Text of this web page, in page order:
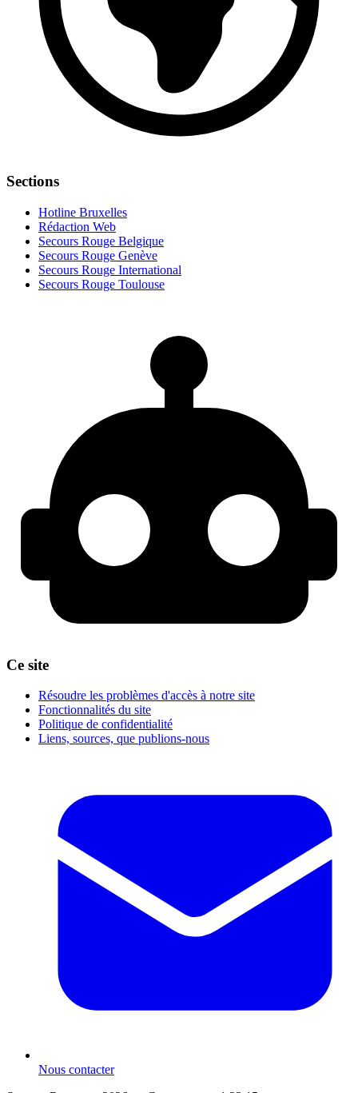
Sections
Hotline Bruxelles
Rédaction Web
Secours Rouge Belgique
Secours Rouge Genève
Secours Rouge International
Secours Rouge Toulouse
Ce site
Résoudre les problèmes d'accès à notre site
Fonctionnalités du site
Politique de confidentialité
Liens, sources, que publions-nous
Nous contacter